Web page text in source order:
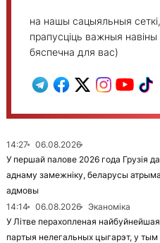
на нашы сацыяльныя
прапусціць важныя навіны
бяспечна для вас)
14:27
06.08.2026
У першай палове 2026 года Грузія
аднаму замежніку, беларусы
адмовы
14:14
06.08.2026
Эканоміка
У Літве перахопленая
партыя нелегальных цыгарэт, у тым